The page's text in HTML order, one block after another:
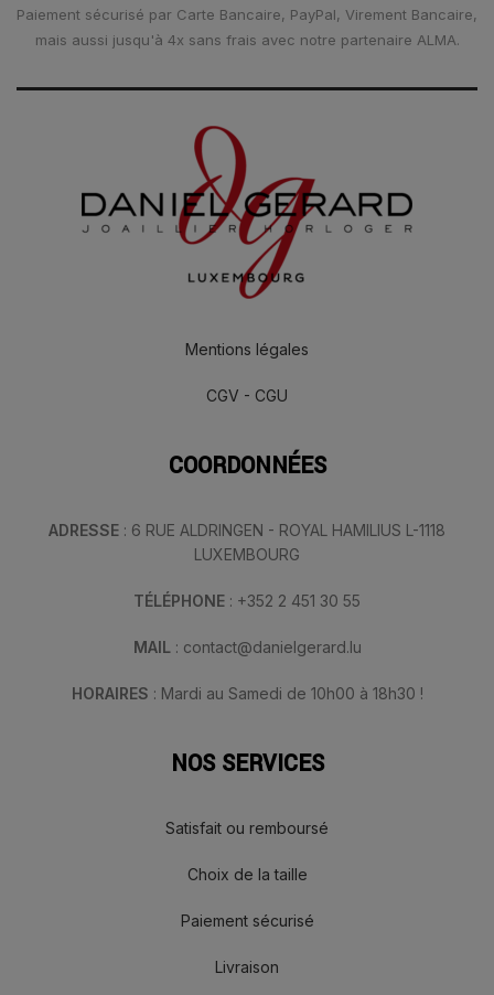
Paiement sécurisé par Carte Bancaire, PayPal, Virement Bancaire,
mais aussi jusqu'à 4x sans frais avec notre partenaire ALMA.
Mentions légales
CGV - CGU
COORDONNÉES
ADRESSE : 6 RUE ALDRINGEN - ROYAL HAMILIUS L-1118
LUXEMBOURG
TÉLÉPHONE : +352 2 451 30 55
MAIL : contact@danielgerard.lu
HORAIRES : Mardi au Samedi de 10h00 à 18h30 !
NOS SERVICES
Satisfait ou remboursé
Choix de la taille
Paiement sécurisé
Livraison